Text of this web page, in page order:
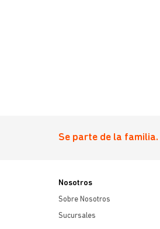
Se parte de la familia.
Nosotros
Sobre Nosotros
Sucursales